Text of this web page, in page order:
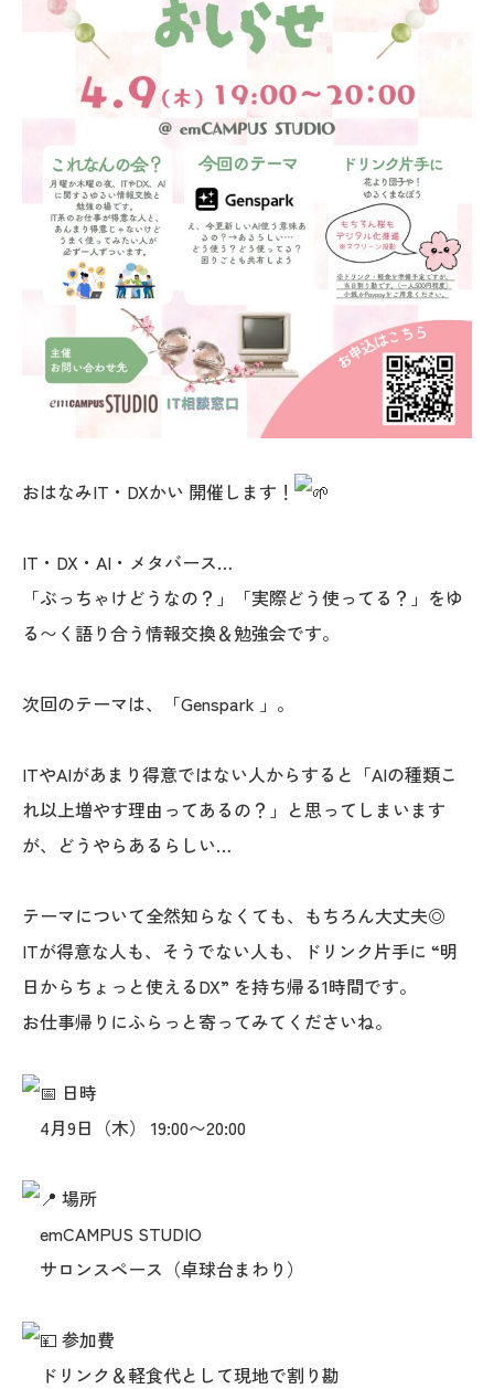
おはなみIT・DXかい 開催します！
IT・DX・AI・メタバース…
「ぶっちゃけどうなの？」「実際どう使ってる？」をゆ
る〜く語り合う情報交換＆勉強会です。
次回のテーマは、「Genspark 」。
ITやAIがあまり得意ではない人からすると「AIの種類こ
れ以上増やす理由ってあるの？」と思ってしまいます
が、どうやらあるらしい…
テーマについて全然知らなくても、もちろん大丈夫◎
ITが得意な人も、そうでない人も、ドリンク片手に “明
日からちょっと使えるDX” を持ち帰る1時間です。
お仕事帰りにふらっと寄ってみてくださいね。
日時
4月9日（木） 19:00〜20:00
場所
emCAMPUS STUDIO
サロンスペース（卓球台まわり）
参加費
ドリンク＆軽食代として現地で割り勘